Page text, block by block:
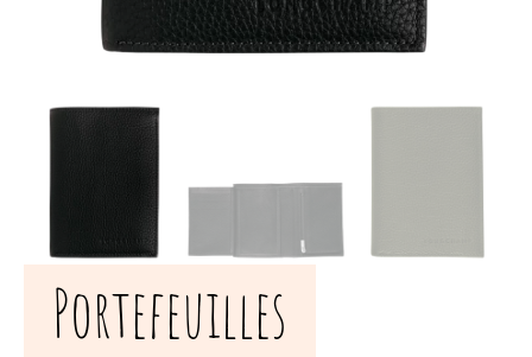
Portefeuilles